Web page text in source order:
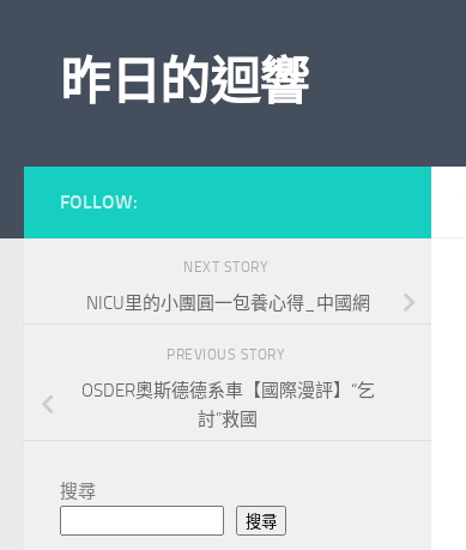
昨日的迴響
FOLLOW:
NEXT STORY
NICU里的小團圓一包養心得_中國網
PREVIOUS STORY
OSDER奧斯德德系車【國際漫評】“乞
討”救國
搜尋
搜尋